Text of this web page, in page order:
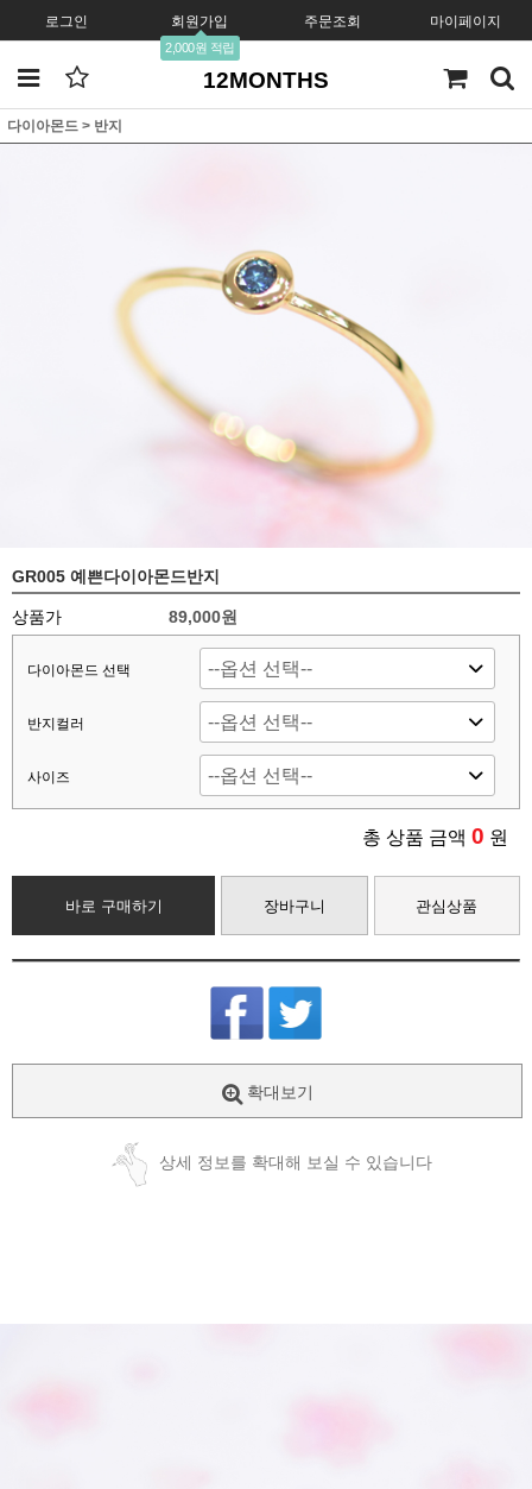
로그인 회원가입
2,000원 적립
주문조회 마이페이지
12MONTHS
다이아몬드 > 반지
GR005 예쁜다이아몬드반지
상품가 89,000원
다이아몬드 선택
반지컬러
사이즈
총 상품 금액 0 원
바로 구매하기 장바구니 관심상품
확대보기
상세 정보를 확대해 보실 수 있습니다